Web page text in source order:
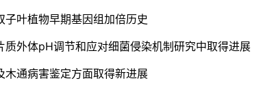
子叶植物早期基因组加倍历史
质外体pH调节和应对细菌侵染机制研究中取得进展
木通病害鉴定方面取得新进展